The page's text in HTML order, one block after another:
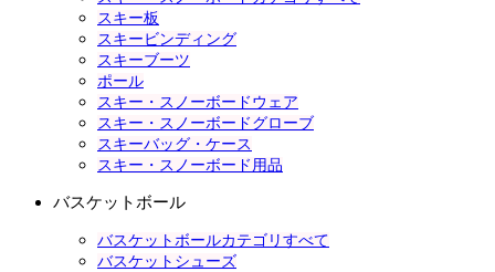
スキー板
スキービンディング
スキーブーツ
ポール
スキー・スノーボードウェア
スキー・スノーボードグローブ
スキーバッグ・ケース
スキー・スノーボード用品
バスケットボール
バスケットボールカテゴリすべて
バスケットシューズ